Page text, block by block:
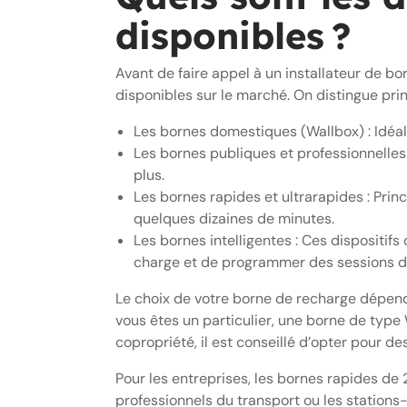
disponibles ?
Avant de faire appel à un installateur de
disponibles sur le marché. On distingue
Les bornes domestiques (Wallbox) :
Les bornes publiques et
plus.
Les bornes rapides et ultrarapides :
quelques dizaines de minutes.
Les bornes intelligentes : Ces
charge et de programmer des sessions
Le choix de votre borne de recharge
vous êtes un particulier, une borne de type
copropriété, il est conseillé d’opter pour
Pour les entreprises, les bornes rapides
professionnels du transport ou les